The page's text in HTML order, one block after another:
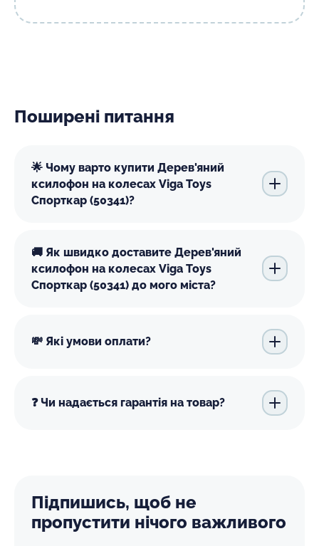
Поширені питання
🌟 Чому варто купити Дерев'яний
ксилофон на колесах Viga Toys
Спорткар (50341)?
🚚 Як швидко доставите Дерев'яний
ксилофон на колесах Viga Toys
Спорткар (50341) до мого міста?
💸 Які умови оплати?
❓ Чи надається гарантія на товар?
Підпишись, щоб не
пропустити нічого важливого